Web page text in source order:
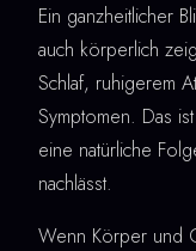
Ein ganzheitlicher
auch körperlich
Schlaf, ruhigerem
Symptomen. Das
eine natürliche
nachlässt.
Wenn Körper und